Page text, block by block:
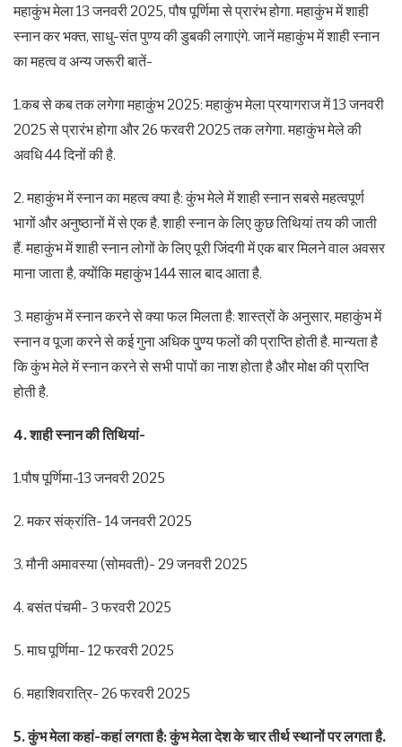
महाकुंभ मेला 13 जनवरी 2025, पौष पूर्णिमा से प्रारंभ होगा. महाकुंभ में शाही
स्नान कर भक्त, साधु-संत पुण्य की डुबकी लगाएंगे. जानें महाकुंभ में शाही स्नान
का महत्व व अन्य जरूरी बातें-
1.कब से कब तक लगेगा महाकुंभ 2025: महाकुंभ मेला प्रयागराज में 13 जनवरी
2025 से प्रारंभ होगा और 26 फरवरी 2025 तक लगेगा. महाकुंभ मेले की
अवधि 44 दिनों की है.
2. महाकुंभ में स्नान का महत्व क्या है: कुंभ मेले में शाही स्नान सबसे महत्वपूर्ण
भागों और अनुष्ठानों में से एक है. शाही स्नान के लिए कुछ तिथियां तय की जाती
हैं. महाकुंभ में शाही स्नान लोगों के लिए पूरी जिंदगी में एक बार मिलने वाल अवसर
माना जाता है, क्योंकि महाकुंभ 144 साल बाद आता है.
3. महाकुंभ में स्नान करने से क्या फल मिलता है: शास्त्रों के अनुसार, महाकुंभ में
स्नान व पूजा करने से कई गुना अधिक पु्ण्य फलों की प्राप्ति होती है. मान्यता है
कि कुंभ मेले में स्नान करने से सभी पापों का नाश होता है और मोक्ष की प्राप्ति
होती है.
4. शाही स्नान की तिथियां-
1.पौष पूर्णिमा-13 जनवरी 2025
2. मकर संक्रांति- 14 जनवरी 2025
3. मौनी अमावस्या (सोमवती)- 29 जनवरी 2025
4. बसंत पंचमी- 3 फरवरी 2025
5. माघ पूर्णिमा- 12 फरवरी 2025
6. महाशिवरात्रि- 26 फरवरी 2025
5. कुंभ मेला कहां-कहां लगता है: कुंभ मेला देश के चार तीर्थ स्थानों पर लगता है.